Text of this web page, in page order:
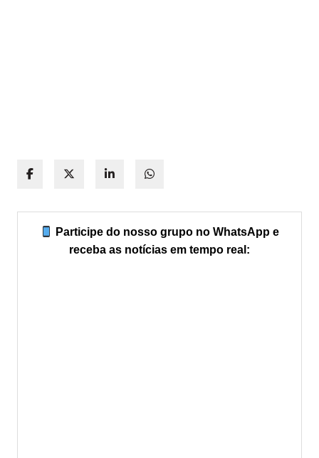
Participe do nosso grupo no WhatsApp e
receba as notícias em tempo real: